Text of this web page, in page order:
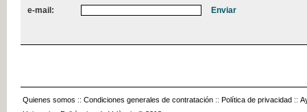
e-mail:
Quienes somos :: Condiciones generales de contratación :: Política de privacidad ::